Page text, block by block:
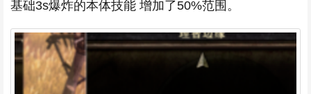
基础3s爆炸的本体技能 增加了50%范围。